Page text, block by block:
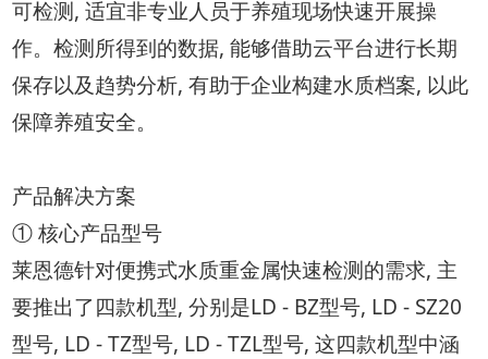
可检测, 适宜非专业人员于养殖现场快速开展操
作。检测所得到的数据, 能够借助云平台进行长期
保存以及趋势分析, 有助于企业构建水质档案, 以此
保障养殖安全。
产品解决方案
① 核心产品型号
莱恩德针对便携式水质重金属快速检测的需求, 主
要推出了四款机型, 分别是LD - BZ型号, LD - SZ20
型号, LD - TZ型号, LD - TZL型号, 这四款机型中涵